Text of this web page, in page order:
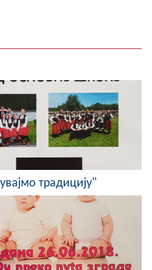
традицију"